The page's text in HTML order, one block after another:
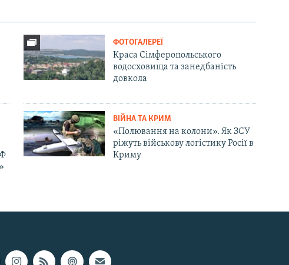
ФОТОГАЛЕРЕЇ
Краса Сімферопольського
водосховища та занедбаність
довкола
ВІЙНА ТА КРИМ
«Полювання на колони». Як ЗСУ
ріжуть військову логістику Росії в
Криму